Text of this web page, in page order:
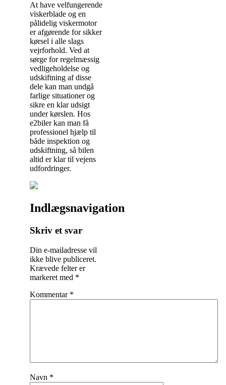
At have velfungerende
viskerblade og en
pålidelig viskermotor
er afgørende for sikker
kørsel i alle slags
vejrforhold. Ved at
sørge for regelmæssig
vedligeholdelse og
udskiftning af disse
dele kan man undgå
farlige situationer og
sikre en klar udsigt
under kørslen. Hos
e2biler kan man få
professionel hjælp til
både inspektion og
udskiftning, så bilen
altid er klar til vejens
udfordringer.
Indlægsnavigation
Skriv et svar
Din e-mailadresse vil
ikke blive publiceret.
Krævede felter er
markeret med *
Kommentar *
Navn *